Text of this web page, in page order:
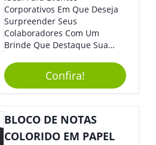
Corporativos Em Que Deseja
Surpreender Seus
Colaboradores Com Um
Brinde Que Destaque Sua
Formato De Carro É Ideal!
Elaborado Com Metal,
Material Resistente E Durável,
O Item Conta Também Com
Lindo Design.
Confira!
BLOCO DE NOTAS
COLORIDO EM PAPEL